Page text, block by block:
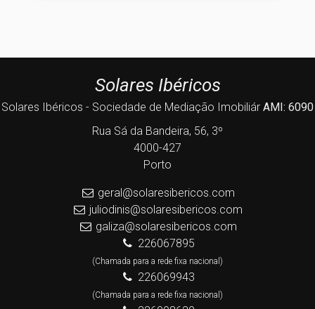
Solares Ibéricos
Solares Ibéricos - Sociedade de Mediação Imobiliár AMI: 6090
Rua Sá da Bandeira, 56, 3º
4000-427
Porto
geral@solaresibericos.com
juliodinis@solaresibericos.com
galiza@solaresibericos.com
226067895
(Chamada para a rede fixa nacional)
226069943
(Chamada para a rede fixa nacional)